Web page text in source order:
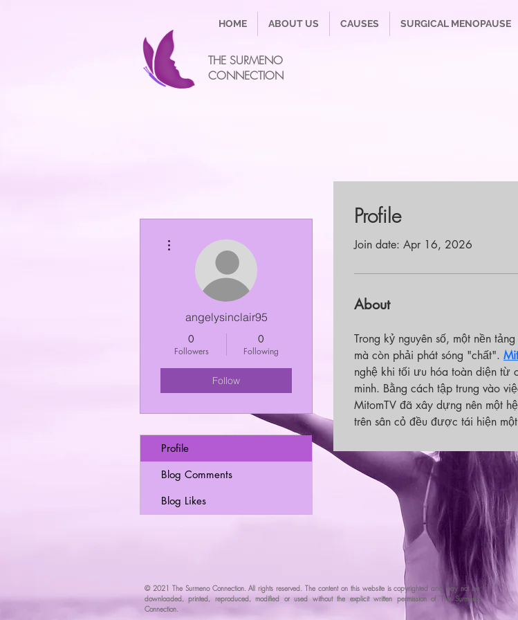
HOME ABOUT US CAUSES SURGICAL MENOPAUSE
THE SURMENO
CONNECTION
Profile
Join date: Apr 16, 2026
About
Trong kỷ nguyên số, một nền
mà còn phải phát sóng "chất".
nghệ khi tối ưu hóa toàn diện từ
minh. Bằng cách tập trung vào
MitomTV đã xây dựng nên một
trên sân cỏ đều được tái hiện
angelysinclair95
0
Followers
0
Following
Follow
Profile
Blog Comments
Blog Likes
© 2021 The Surmeno Connection. All rights reserved. The content on this website is copyrighted and may not be
downloaded, printed, reproduced, modified or used without the explicit written permission of The Surmeno
Connection.